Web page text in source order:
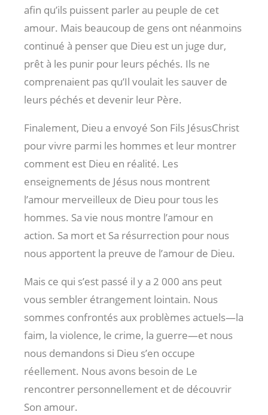
afin qu’ils puissent parler au peuple de cet
amour. Mais beaucoup de gens ont néanmoins
continué à penser que Dieu est un juge dur,
prêt à les punir pour leurs péchés. Ils ne
comprenaient pas qu’Il voulait les sauver de
leurs péchés et devenir leur Père.
Finalement, Dieu a envoyé Son Fils JésusChrist
pour vivre parmi les hommes et leur montrer
comment est Dieu en réalité. Les
enseignements de Jésus nous montrent
l’amour merveilleux de Dieu pour tous les
hommes. Sa vie nous montre l’amour en
action. Sa mort et Sa résurrection pour nous
nous apportent la preuve de l’amour de Dieu.
Mais ce qui s’est passé il y a 2 000 ans peut
vous sembler étrangement lointain. Nous
sommes confrontés aux problèmes actuels—la
faim, la violence, le crime, la guerre—et nous
nous demandons si Dieu s’en occupe
réellement. Nous avons besoin de Le
rencontrer personnellement et de découvrir
Son amour.